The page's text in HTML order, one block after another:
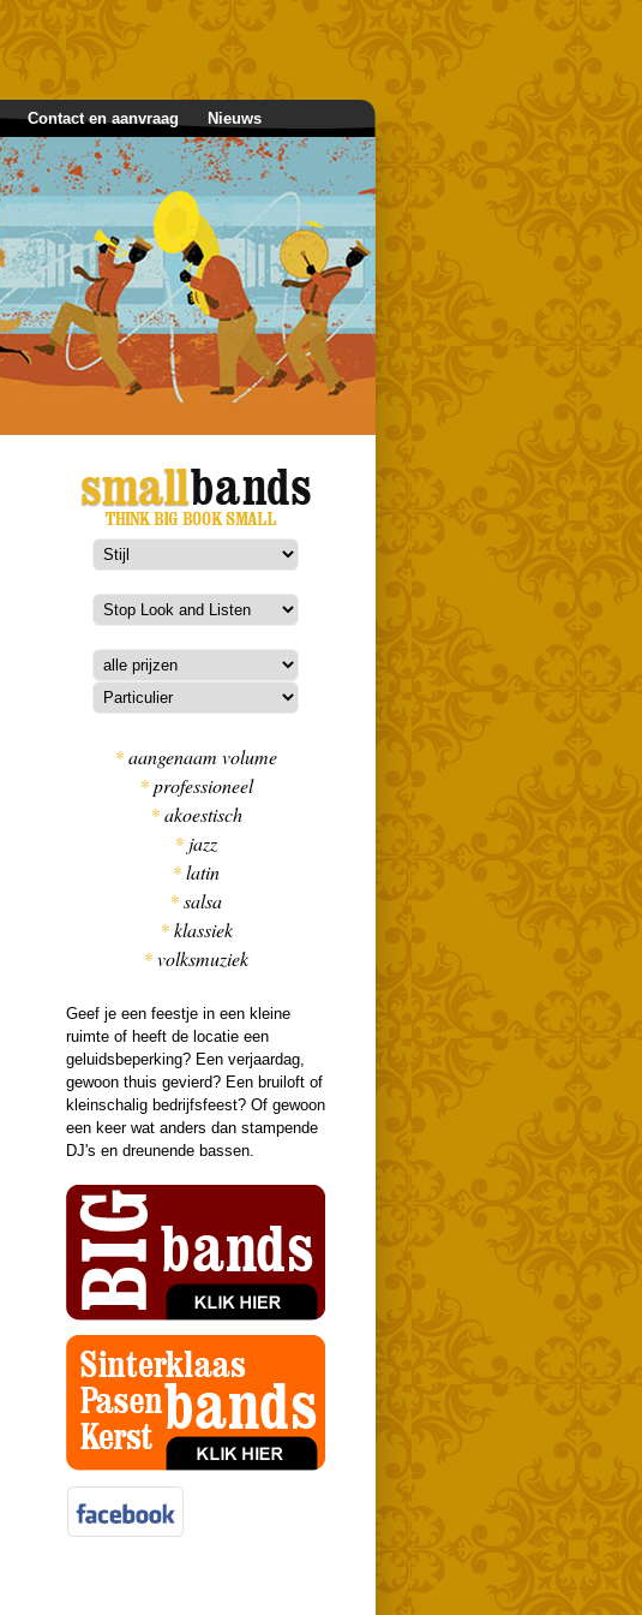
Contact en aanvraag Nieuws
*aangenaam volume
*professioneel
*akoestisch
* jazz
*latin
*salsa
*klassiek
*volksmuziek
Geef je een feestje in een kleine
ruimte of heeft de locatie een
geluidsbeperking? Een verjaardag,
gewoon thuis gevierd? Een bruiloft of
kleinschalig bedrijfsfeest? Of gewoon
een keer wat anders dan stampende
DJ's en dreunende bassen.